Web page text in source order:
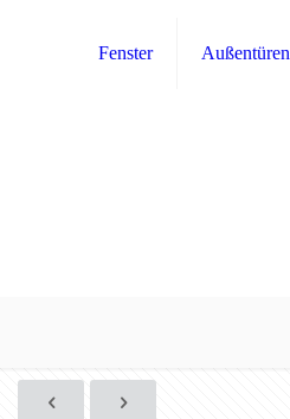
Fenster Außentüren